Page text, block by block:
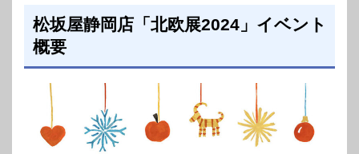
松坂屋静岡店「北欧展2024」イベント
概要